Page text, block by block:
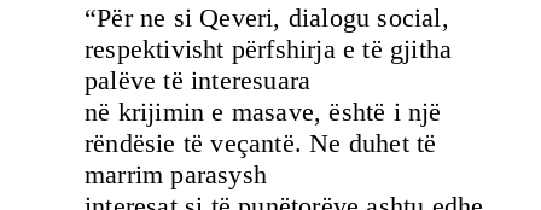
“Për ne si Qeveri, dialogu social,
respektivisht përfshirja e të gjitha
palëve të interesuara
në krijimin e masave, është i një
rëndësie të veçantë. Ne duhet të
marrim parasysh